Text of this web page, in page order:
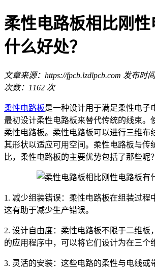
柔性电路板相比刚
什么好处？
文章来源：https://fpcb.lzdlpcb.com 发布时
次数：1162 次
柔性电路板是一种设计用于满足柔性电子
最初设计柔性电路板来替代传统的线束。
柔性电路板。柔性电路板可以进行三维布
其形状以适应可用空间。柔性电路板与传
比，柔性电路板的主要优势包括了那些呢？
1. 减少组装错误：柔性电路板在组装过程
这有助于减少生产错误。
2. 设计自由度：柔性电路板不限于二维板
的应用程序中，可以将它们设计为在三个
3. 灵活的安装：这些电路的柔性与电线或